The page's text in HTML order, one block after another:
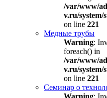
/var/www/
v.ru/system/
on line 221
Медные трубы
Warning:
foreach() in
/var/www/
v.ru/system/
on line 221
Семинар о
Warning: